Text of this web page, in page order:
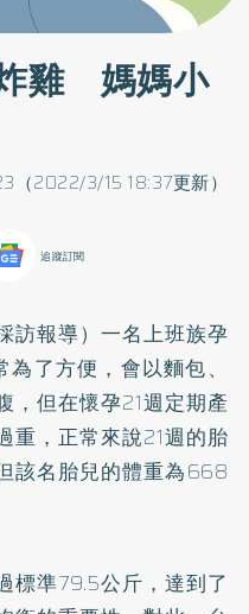
雞 媽媽小
（2022/3/15 18:37更新）
追蹤訂閱
訪報導）一名上班族孕
了方便，會以麵包、
，但在懷孕21週定期產
重，正常來說21週的胎
該名胎兒的體重為668
標準79.5公斤，達到了